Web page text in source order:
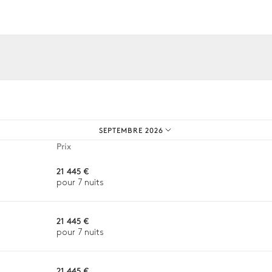
SEPTEMBRE 2026
Prix
21 445 €
pour 7 nuits
21 445 €
pour 7 nuits